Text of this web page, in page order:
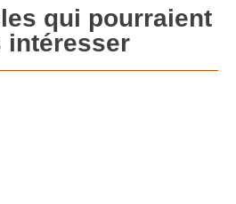
qui pourraient
intéresser